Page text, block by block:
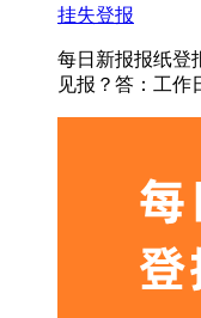
挂失登报
每日新报报纸登
见报？答：工作